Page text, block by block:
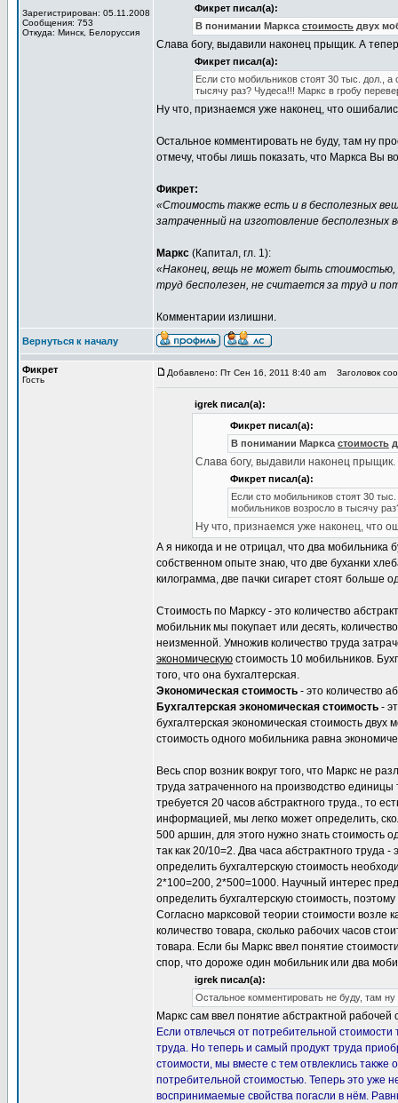
Зарегистрирован: 05.11.2008
Сообщения: 753
Откуда: Минск, Белоруссия
Фикрет писал(а):
В понимании Маркса стоимость двух
Слава богу, выдавили наконец прыщик. А
Фикрет писал(а):
Если сто мобильников стоят 30 тыс. дол.,
тысячу раз? Чудеса!!! Маркс в гробу
Ну что, признаемся уже наконец, что
Остальное комментировать не буду, там ну
отмечу, чтобы лишь показать, что Маркса Вы
Фикрет:
«Стоимость также есть и в бесполезных
затраченный на изготовление
Маркс (Капитал, гл. 1):
«Наконец, вещь не может быть стоимостью,
труд бесполезен, не считается за труд и
Комментарии излишни.
Вернуться к началу
Фикрет
Гость
Добавлено: Пт Сен 16, 2011 8:40 am Заголовок
igrek писал(а):
Фикрет писал(а):
В понимании Маркса стоимость
Слава богу, выдавили наконец
Фикрет писал(а):
Если сто мобильников стоят 30
мобильников возросло в тысячу
Ну что, признаемся уже наконец, что
А я никогда и не отрицал, что два мобильника
собственном опыте знаю, что две буханки
килограмма, две пачки сигарет стоят больше
Стоимость по Марксу - это количество
мобильник мы покупает или десять,
неизменной. Умножив количество труда
экономическую стоимость 10 мобильников.
того, что она бухгалтерская.
Экономическая стоимость - это количество
Бухгалтерская экономическая стоимость -
бухгалтерская экономическая стоимость
стоимость одного мобильника равна
Весь спор возник вокруг того, что Маркс не
труда затраченного на производство
требуется 20 часов абстрактного труда., то
информацией, мы легко может определить,
500 аршин, для этого нужно знать стоимость
так как 20/10=2. Два часа абстрактного труда
определить бухгалтерскую стоимость
2*100=200, 2*500=1000. Научный интерес
определить бухгалтерскую стоимость,
Согласно марксовой теории стоимости возле
количество товара, сколько рабочих часов
товара. Если бы Маркс ввел понятие
спор, что дороже один мобильник или два
igrek писал(а):
Остальное комментировать не буду, там
Маркс сам ввел понятие абстрактной
Если отвлечься от потребительной
труда. Но теперь и самый продукт труда
стоимости, мы вместе с тем отвлеклись также
потребительной стоимостью. Теперь это уже
воспринимаемые свойства погасли в нём.